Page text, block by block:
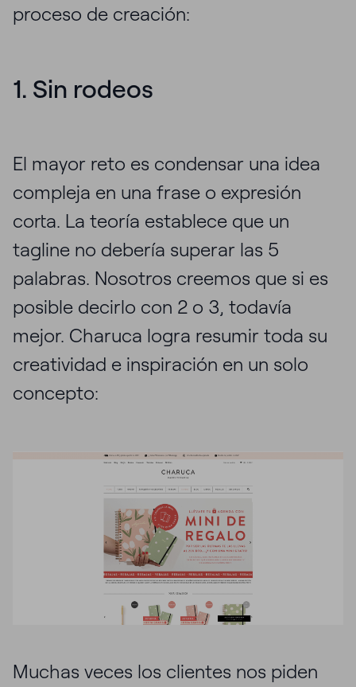
proceso de creación:
1. Sin rodeos
El mayor reto es condensar una idea
compleja en una frase o expresión
corta. La teoría establece que un
tagline no debería superar las 5
palabras. Nosotros creemos que si es
posible decirlo con 2 o 3, todavía
mejor. Charuca logra resumir toda su
creatividad e inspiración en un solo
concepto:
Muchas veces los clientes nos piden